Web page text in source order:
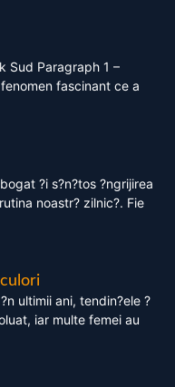
Sud Paragraph 1 –
fascinant ce a
?i s?n?tos ?ngrijirea
noastr? zilnic?. Fie
ultimii ani, tendin?ele ?
iar multe femei au